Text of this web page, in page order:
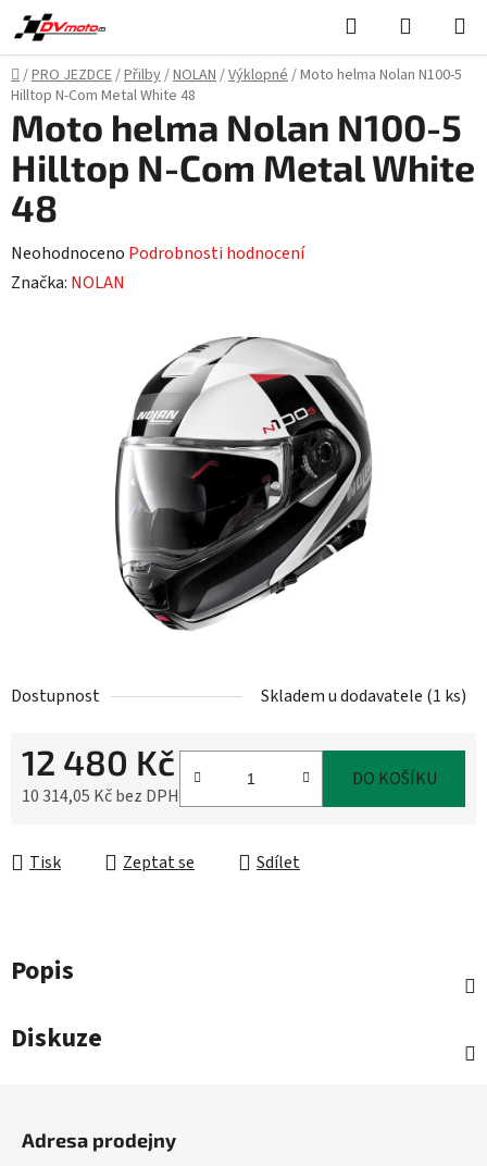
Přejít
na
obsah
Hledat
KOŠÍK
Domů
/PRO JEZDCE/Přilby/NOLAN/Výklopné/Moto helma Nolan N100-5
Hilltop N-Com Metal White 48
Dostupnost Skladem u dodavatele (1 ks)
12 480 Kč
10 314,05 Kč bez DPH
DO KOŠÍKU
Tisk Zeptat se Sdílet
Moto helma Nolan N100-5
Hilltop N-Com Metal White
48
Průměrné
hodnocení
Neohodnoceno Podrobnosti hodnocení
Značka: NOLAN
Popis
Diskuze
Adresa prodejny